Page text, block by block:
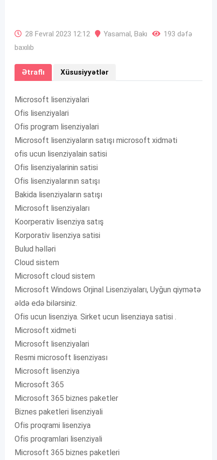
28 Fevral 2023 12:12 Yasamal, Bakı
193 dəfə
baxılıb
Ətraflı Xüsusiyyətlər
Microsoft lisenziyalari
Ofis lisenziyalari
Ofis program lisenziyalari
Microsoft lisenziyaların satışı microsoft xidməti
ofis ucun lisenziyalain satisi
Ofis lisenziyalarinin satisi
Ofis lisenziyalarının satışı
Bakida lisenziyaların satışı
Microsoft lisenziyaları
Koorperativ lisenziya satış
Korporativ lisenziya satisi
Bulud həlləri
Cloud sistem
Microsoft cloud sistem
Microsoft Windows Orjinal Lisenziyaları, Uyğun qiymətə
əldə edə bilərsiniz.
Ofis ucun lisenziya. Sirket ucun lisenziaya satisi .
Microsoft xidmeti
Microsoft lisenziyalari
Resmi microsoft lisenziyası
Microsoft lisenziya
Microsoft 365
Microsoft 365 biznes paketler
Biznes paketleri lisenziyali
Ofis proqrami lisenziya
Ofis proqramlari lisenziyali
Microsoft 365 biznes paketleri